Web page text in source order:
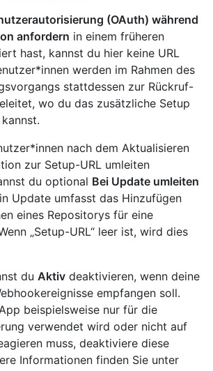
(OAuth) während
anfordern in einem früheren
hast, kannst du hier keine URL
werden im Rahmen des
stattdessen zur Rückruf-
wo du das zusätzliche Setup
nach dem Aktualisieren
zur Setup-URL umleiten
du optional Bei Update umleiten
Update umfasst das Hinzufügen
eines Repositorys für eine
„Setup-URL“ leer ist, wird dies
du Aktiv deaktivieren, wenn deine
empfangen soll.
beispielsweise nur für die
verwendet wird oder nicht auf
muss, deaktiviere diese
Informationen finden Sie unter